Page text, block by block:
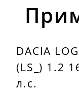
DACIA
(LS_) 1.2
л.с.